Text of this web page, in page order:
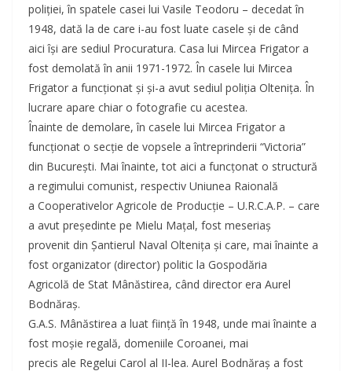
poliţiei, în spatele casei lui Vasile Teodoru – decedat în
1948, dată la de care i-au fost luate casele şi de când
aici îşi are sediul Procuratura. Casa lui Mircea Frigator a
fost demolată în anii 1971-1972. În casele lui Mircea
Frigator a funcţionat şi şi-a avut sediul poliţia Olteniţa. În
lucrare apare chiar o fotografie cu acestea.
Înainte de demolare, în casele lui Mircea Frigator a
funcţionat o secţie de vopsele a întreprinderii “Victoria”
din Bucureşti. Mai înainte, tot aici a funcţonat o structură
a regimului comunist, respectiv Uniunea Raională
a Cooperativelor Agricole de Producţie – U.R.C.A.P. – care
a avut preşedinte pe Mielu Maţal, fost meseriaş
provenit din Şantierul Naval Olteniţa şi care, mai înainte a
fost organizator (director) politic la Gospodăria
Agricolă de Stat Mânăstirea, când director era Aurel
Bodnăraş.
G.A.S. Mânăstirea a luat fiinţă în 1948, unde mai înainte a
fost moşie regală, domeniile Coroanei, mai
precis ale Regelui Carol al II-lea. Aurel Bodnăraş a fost